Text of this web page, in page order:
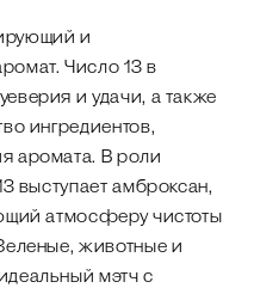
и
Число 13 в
и удачи, а также
ингредиентов,
аромата. В роли
выступает амброксан,
атмосферу чистоты
животные и
мэтч с